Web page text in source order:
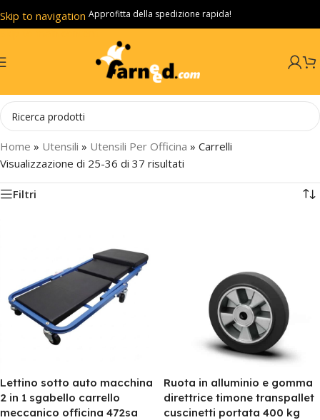
Skip to navigation
Skip to main content
Approfitta della spedizione rapida!
Home » Utensili » Utensili Per Officina » Carrelli
Visualizzazione di 25-36 di 37 risultati
Filtri
Lettino sotto auto macchina
2 in 1 sgabello carrello
meccanico officina 472sa
Ruota in alluminio e gomma
direttrice timone transpallet
cuscinetti portata 400 kg